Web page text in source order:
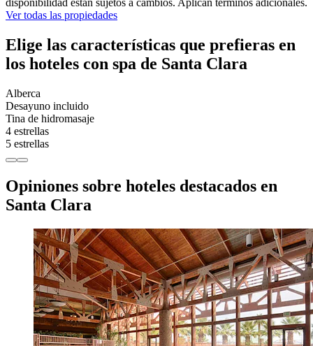
disponibilidad están sujetos a cambios. Aplican términos adicionales.
Ver todas las propiedades
Elige las características que prefieras en
los hoteles con spa de Santa Clara
Alberca
Desayuno incluido
Tina de hidromasaje
4 estrellas
5 estrellas
Opiniones sobre hoteles destacados en
Santa Clara